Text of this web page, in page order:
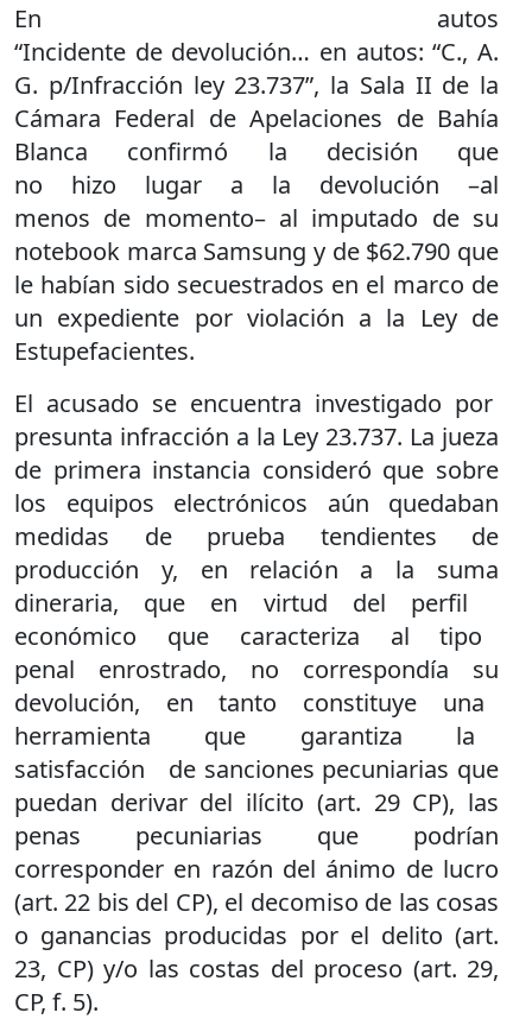
En autos
“Incidente de devolución… en autos: “C., A.
G. p/Infracción ley 23.737”, la Sala II de la
Cámara Federal de Apelaciones de Bahía
Blanca confirmó la decisión que
no hizo lugar a la devolución –al
menos de momento– al imputado de su
notebook marca Samsung y de $62.790 que
le habían sido secuestrados en el marco de
un expediente por violación a la Ley de
Estupefacientes.
El acusado se encuentra investigado por
presunta infracción a la Ley 23.737. La jueza
de primera instancia consideró que sobre
los equipos electrónicos aún quedaban
medidas de prueba tendientes de
producción y, en relación a la suma
dineraria, que en virtud del perfil
económico que caracteriza al tipo
penal enrostrado, no correspondía su
devolución, en tanto constituye una
herramienta que garantiza la
satisfacción de sanciones pecuniarias que
puedan derivar del ilícito (art. 29 CP), las
penas pecuniarias que podrían
corresponder en razón del ánimo de lucro
(art. 22 bis del CP), el decomiso de las cosas
o ganancias producidas por el delito (art.
23, CP) y/o las costas del proceso (art. 29,
CP, f. 5).